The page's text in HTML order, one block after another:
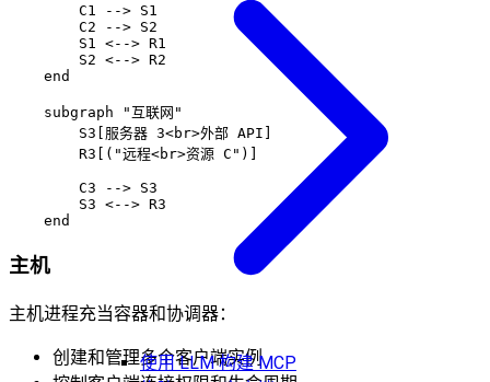
使用 LLM 构建 MCP
        C1 --> S1
        C2 --> S2
        S1 <--> R1
        S2 <--> R2
    end
    subgraph "互联网"
        S3[服务器 3<br>外部 API]
        R3[("远程<br>资源 C")]
        C3 --> S3
        S3 <--> R3
主机
主机进程充当容器和协调器：
创建和管理多个客户端实例